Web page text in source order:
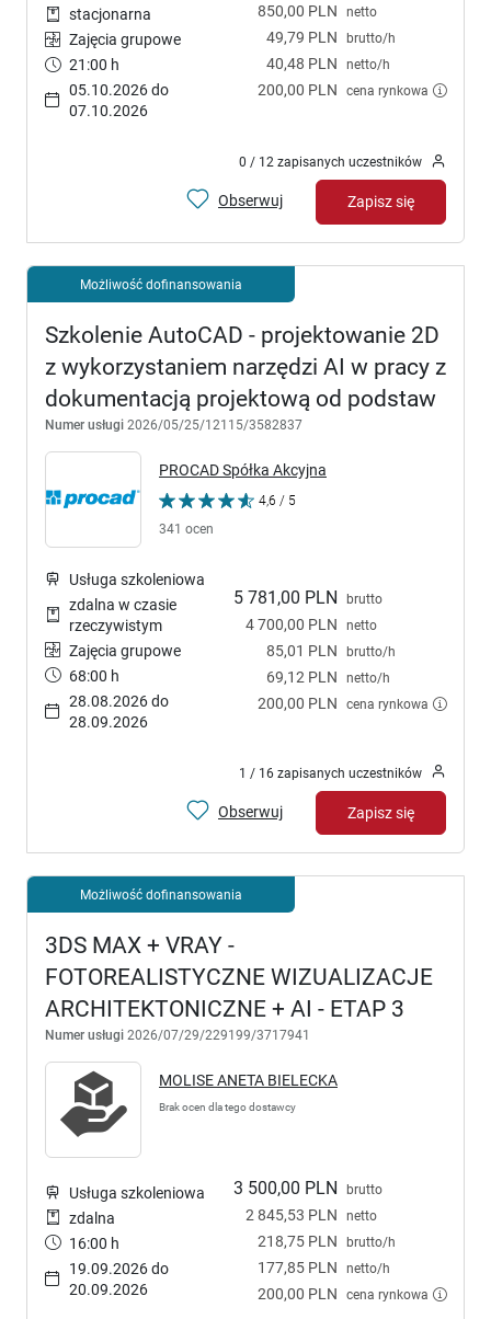
850,00 PLN netto
49,79 PLN brutto/h
40,48 PLN netto/h
200,00 PLN cena rynkowa
stacjonarna
Zajęcia grupowe
21:00 h
05.10.2026 do
07.10.2026
0 / 12 zapisanych uczestników
Obserwuj Zapisz się
Możliwość dofinansowania
Szkolenie AutoCAD - projektowanie 2D
z wykorzystaniem narzędzi AI w pracy z
dokumentacją projektową od podstaw
Numer usługi 2026/05/25/12115/3582837
PROCAD Spółka Akcyjna
4,6 / 5
341 ocen
5 781,00 PLN brutto
4 700,00 PLN netto
85,01 PLN brutto/h
69,12 PLN netto/h
200,00 PLN cena rynkowa
Usługa szkoleniowa
zdalna w czasie
rzeczywistym
Zajęcia grupowe
68:00 h
28.08.2026 do
28.09.2026
1 / 16 zapisanych uczestników
Obserwuj Zapisz się
Możliwość dofinansowania
3DS MAX + VRAY -
FOTOREALISTYCZNE WIZUALIZACJE
ARCHITEKTONICZNE + AI - ETAP 3
Numer usługi 2026/07/29/229199/3717941
MOLISE ANETA BIELECKA
Brak ocen dla tego dostawcy
3 500,00 PLN brutto
2 845,53 PLN netto
218,75 PLN brutto/h
177,85 PLN netto/h
200,00 PLN cena rynkowa
Usługa szkoleniowa
zdalna
16:00 h
19.09.2026 do
20.09.2026